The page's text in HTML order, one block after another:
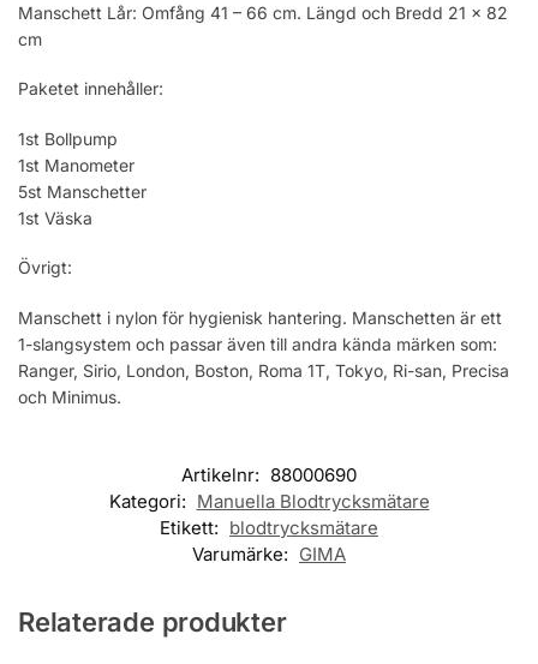
Manschett Lår: Omfång 41 – 66 cm. Längd och Bredd 21 x 82
cm
Paketet innehåller:
1st Bollpump
1st Manometer
5st Manschetter
1st Väska
Övrigt:
Manschett i nylon för hygienisk hantering. Manschetten är ett
1-slangsystem och passar även till andra kända märken som:
Ranger, Sirio, London, Boston, Roma 1T, Tokyo, Ri-san, Precisa
och Minimus.
Artikelnr: 88000690
Kategori: Manuella Blodtrycksmätare
Etikett: blodtrycksmätare
Varumärke: GIMA
Relaterade produkter